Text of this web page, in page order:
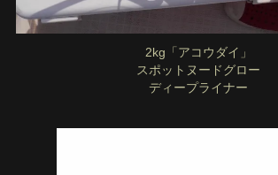
2kg「アコウダイ」
スポットヌードグロー
ディープライナー